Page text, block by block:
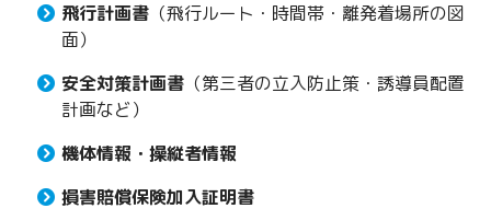
飛行計画書 （飛行ルート・時間帯・離発着場所の図
面）
安全対策計画書 （第三者の立入防止策・誘導員配置
計画など）
機体情報・操縦者情報
損害賠償保険加入証明書